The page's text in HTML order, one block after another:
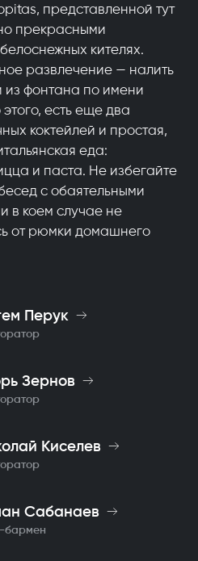
представленной тут
прекрасными
кителях.
развлечение — налить
из фонтана по имени
есть еще два
коктейлей и простая,
еда:
и паста. Не избегайте
с обаятельными
в коем случае не
от рюмки домашнего
Перук
Зернов
Киселев
Сабанаев